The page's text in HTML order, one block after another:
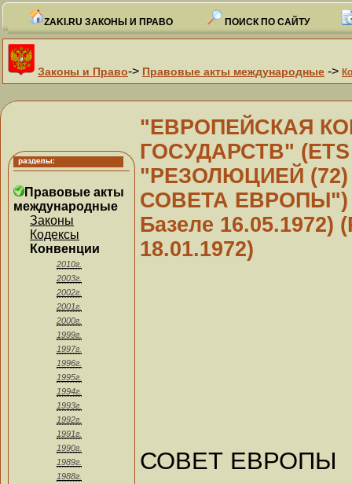
ZAKI.RU ЗАКОНЫ И ПРАВО ПОИСК ПО САЙТУ
Законы и Право-> Правовые акты международные ->
Правовые акты
международные
Законы
Кодексы
Конвенции
2010г.
2003г.
2002г.
2001г.
2000г.
1999г.
1997г.
1996г.
1995г.
1994г.
1993г.
1992г.
1991г.
1990г.
1989г.
1988г.
"ЕВРОПЕЙСКАЯ
ГОСУДАРСТВ" (ETS
"РЕЗОЛЮЦИЕЙ
СОВЕТА ЕВРОПЫ")
Базеле 16.05.1972)
18.01.1972)
СОВЕТ ЕВРОПЫ